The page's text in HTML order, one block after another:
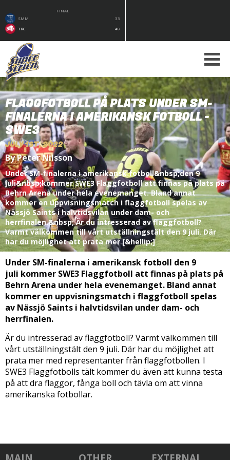
FINAL
SMM
33
TRC
49
FLAGGFOTBOLL PÅ PLATS UNDER SM-
FINALERNA I AMERIKANSK FOTBOLL -
SWE3
JULY 1ST, 2022
By Peter Nilsson
Under SM-finalerna i amerikansk fotboll&nbsp;den 9
juli&nbsp;kommer SWE3 Flaggfotboll att finnas på plats på
Behrn Arena under hela evenemanget. Bland annat
kommer en uppvisningsmatch i flaggfotboll spelas av
Nässjö Saints i halvtidsvilan under dam- och
herrfinalen.&nbsp; Är du intresserad av flaggfotboll?
Varmt välkommen till vårt utställningstält den 9 juli. Där
har du möjlighet att prata mer [&hellip;]
Under SM-finalerna i amerikansk fotboll den 9
juli kommer SWE3 Flaggfotboll att finnas på plats på
Behrn Arena under hela evenemanget. Bland annat
kommer en uppvisningsmatch i flaggfotboll spelas
av Nässjö Saints i halvtidsvilan under dam- och
herrfinalen.
Är du intresserad av flaggfotboll? Varmt välkommen till
vårt utställningstält den 9 juli. Där har du möjlighet att
prata mer med representanter från flaggfotbollen. I
SWE3 Flaggfotbolls tält kommer du även att kunna testa
på att dra flaggor, fånga boll och tävla om att vinna
amerikanska fotbollar.